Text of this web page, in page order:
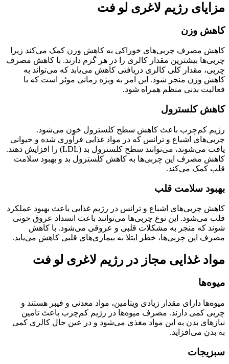
مزایای رژیم لاغری لو فت
کاهش وزن
کاهش مصرف چربی‌های خوراکی به کاهش وزن کمک می‌کند زیرا
چربی‌ها بیشترین مقدار کالری را در هر گرم دارند. با کاهش مصرف
چربی، مقدار کلی کالری دریافتی کاهش می‌یابد که می‌تواند به
کاهش وزن منجر شود. این امر به ویژه زمانی موثر است که با
فعالیت بدنی منظم همراه شود.
کاهش کلسترول
رژیم کم‌چرب باعث کاهش سطح کلسترول خون می‌شود.
چربی‌های اشباع و ترانس که در مواد غذایی فرآوری شده و حیوانی
یافت می‌شوند، می‌توانند سطح کلسترول بد (LDL) را افزایش دهند.
کاهش مصرف این چربی‌ها به کاهش کلسترول بد و بهبود سلامت
قلب کمک می‌کند.
بهبود سلامت قلب
کاهش چربی‌های اشباع و ترانس در رژیم غذایی باعث بهبود عملکرد
قلب می‌شود. این نوع چربی‌ها می‌توانند باعث انسداد عروق خونی
شوند که منجر به مشکلات قلبی و عروقی می‌شود. با کاهش
مصرف این چربی‌ها، خطر ابتلا به بیماری‌های قلبی کاهش می‌یابد.
مواد غذایی مجاز در رژیم لاغری لو فت
میوه‌ها
میوه‌ها دارای مقدار زیادی ویتامین، مواد معدنی و فیبر هستند و
چربی کمی دارند. مصرف میوه‌ها در رژیم کم‌چرب باعث تامین
نیازهای بدن به این مواد مغذی می‌شود و در عین حال کالری کمی
به بدن می‌افزاید.
سبزیجات